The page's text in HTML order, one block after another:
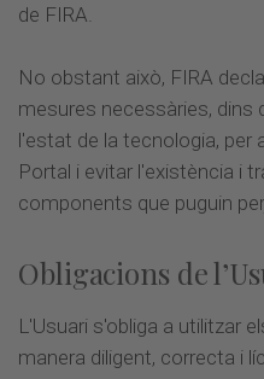
de FIRA.
No obstant això, FIRA
mesures necessàries, dins
l'estat de la tecnologia, per
Portal i evitar l'existència i
components que puguin
Obligacions de
L'Usuari s'obliga a utilitzar
manera diligent, correcta i